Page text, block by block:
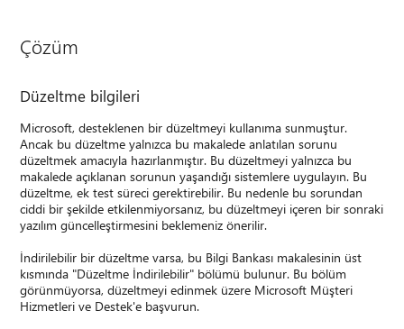
Çözüm
Düzeltme bilgileri
Microsoft, desteklenen bir düzeltmeyi kullanıma sunmuştur.
Ancak bu düzeltme yalnızca bu makalede anlatılan sorunu
düzeltmek amacıyla hazırlanmıştır. Bu düzeltmeyi yalnızca bu
makalede açıklanan sorunun yaşandığı sistemlere uygulayın. Bu
düzeltme, ek test süreci gerektirebilir. Bu nedenle bu sorundan
ciddi bir şekilde etkilenmiyorsanız, bu düzeltmeyi içeren bir sonraki
yazılım güncelleştirmesini beklemeniz önerilir.
İndirilebilir bir düzeltme varsa, bu Bilgi Bankası makalesinin üst
kısmında "Düzeltme İndirilebilir" bölümü bulunur. Bu bölüm
görünmüyorsa, düzeltmeyi edinmek üzere Microsoft Müşteri
Hizmetleri ve Destek'e başvurun.